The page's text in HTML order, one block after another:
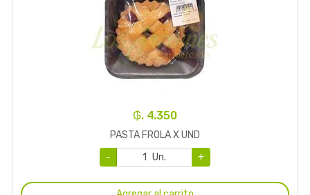
₲. 4.350
PASTA FROLA X UND
-
Un. +